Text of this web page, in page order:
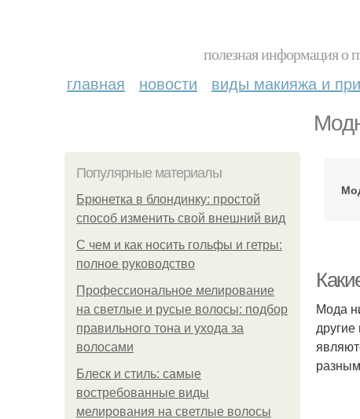
полезная информация о
главная новости виды макияжа и
Популярные материалы
Брюнетка в блондинку: простой
способ изменить свой внешний вид
С чем и как носить гольфы и гетры:
полное руководство
Профессиональное мелирование
на светлые и русые волосы: подбор
правильного тона и ухода за
волосами
Блеск и стиль: самые
востребованные виды
мелирования на светлые волосы
Мода